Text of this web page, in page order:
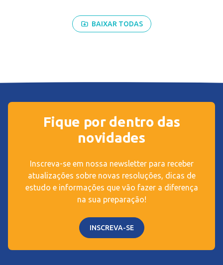
BAIXAR TODAS
Fique por dentro das
novidades
Inscreva-se em nossa newsletter para receber
atualizações sobre novas resoluções, dicas de
estudo e informações que vão fazer a diferença
na sua preparação!
INSCREVA-SE